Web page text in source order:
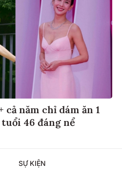
cả năm chỉ dám ăn 1
46 đáng nể
SỰ KIỆN